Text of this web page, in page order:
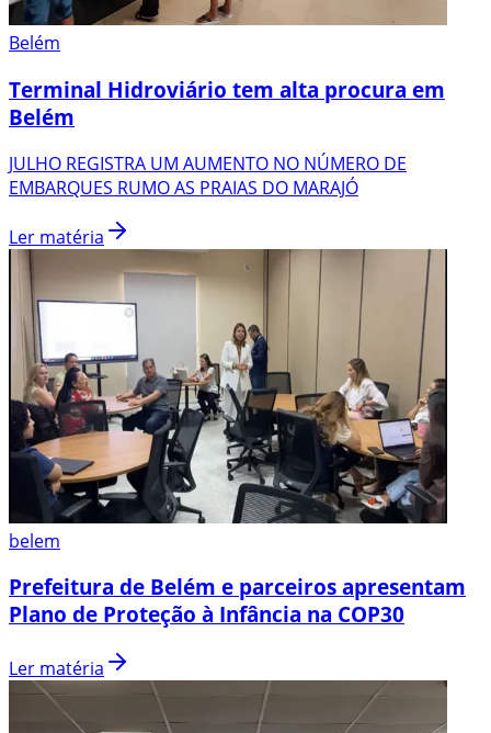
Belém
Terminal Hidroviário tem alta procura em
Belém
JULHO REGISTRA UM AUMENTO NO NÚMERO DE
EMBARQUES RUMO AS PRAIAS DO MARAJÓ
Ler matéria
belem
Prefeitura de Belém e parceiros apresentam
Plano de Proteção à Infância na COP30
Ler matéria